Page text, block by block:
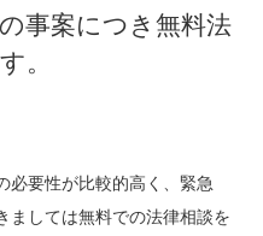
事案につき無料法
。
必要性が比較的高く、緊急
ましては無料での法律相談を